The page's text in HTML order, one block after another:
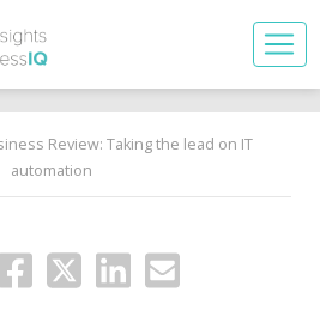
Review: Taking the lead on IT
automation